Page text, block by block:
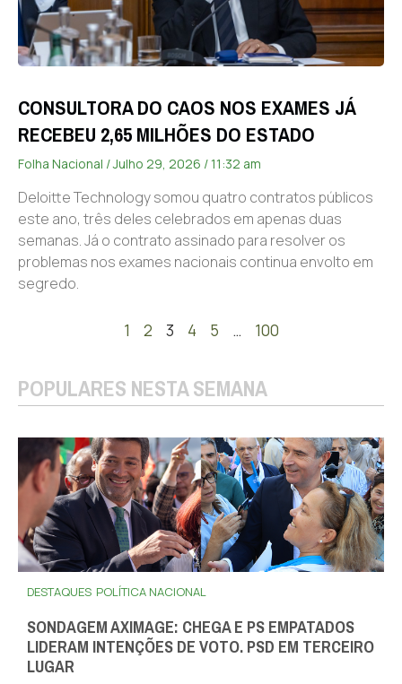
CONSULTORA DO CAOS NOS EXAMES JÁ
RECEBEU 2,65 MILHÕES DO ESTADO
Folha Nacional Julho 29, 2026 11:32 am
Deloitte Technology somou quatro contratos públicos
este ano, três deles celebrados em apenas duas
semanas. Já o contrato assinado para resolver os
problemas nos exames nacionais continua envolto em
segredo.
1 2 3 4 5 … 100
POPULARES NESTA SEMANA
DESTAQUES POLÍTICA NACIONAL
SONDAGEM AXIMAGE: CHEGA E PS EMPATADOS
LIDERAM INTENÇÕES DE VOTO. PSD EM TERCEIRO
LUGAR